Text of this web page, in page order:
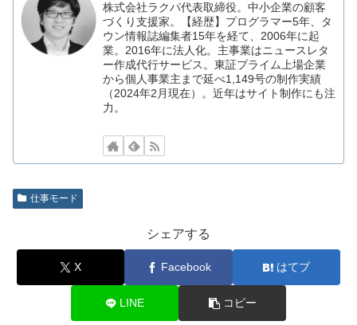
株式会社ラクパ代表取締役。中小企業の顧客
づくり支援家。【経歴】プログラマー5年、タ
ウン情報誌編集者15年を経て、2006年に起
業。2016年に法人化。主事業はニュースレタ
ー作成代行サービス。東証プライム上場企業
から個人事業主まで延べ1,149号の制作実績
（2024年2月現在）。近年はサイト制作にも注
力。
仕事モード
シェアする
X Facebook はてブ
LINE コピー